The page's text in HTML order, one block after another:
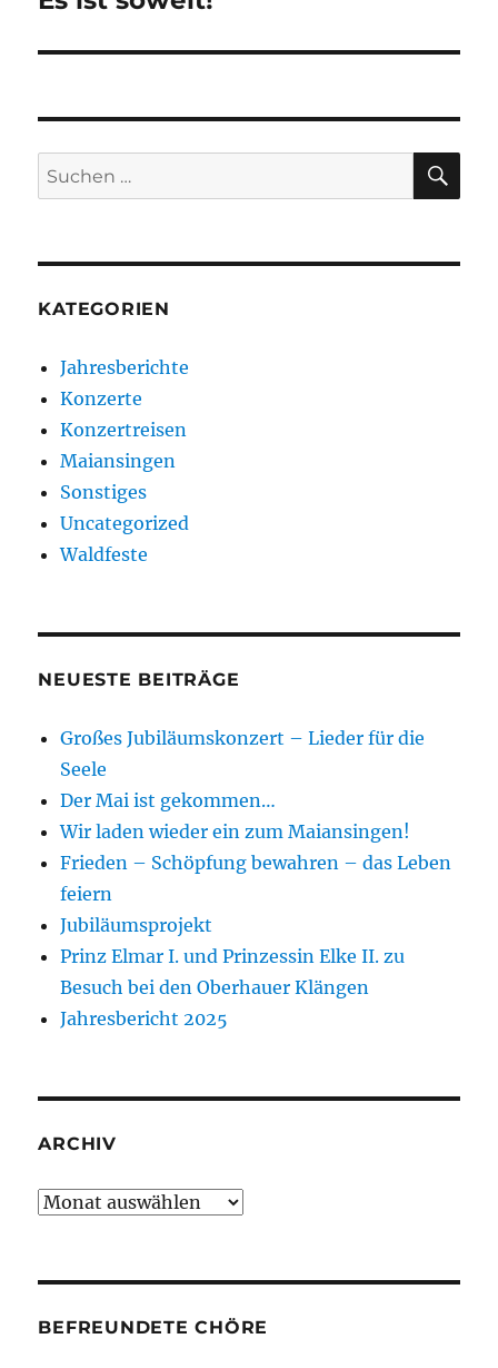
Suchen
nach:
KATEGORIEN
Jahresberichte
Konzerte
Konzertreisen
Maiansingen
Sonstiges
Uncategorized
Waldfeste
NEUESTE BEITRÄGE
Großes Jubiläumskonzert – Lieder für die
Seele
Der Mai ist gekommen…
Wir laden wieder ein zum Maiansingen!
Frieden – Schöpfung bewahren – das Leben
feiern
Jubiläumsprojekt
Prinz Elmar I. und Prinzessin Elke II. zu
Besuch bei den Oberhauer Klängen
Jahresbericht 2025
ARCHIV
Archiv
BEFREUNDETE CHÖRE